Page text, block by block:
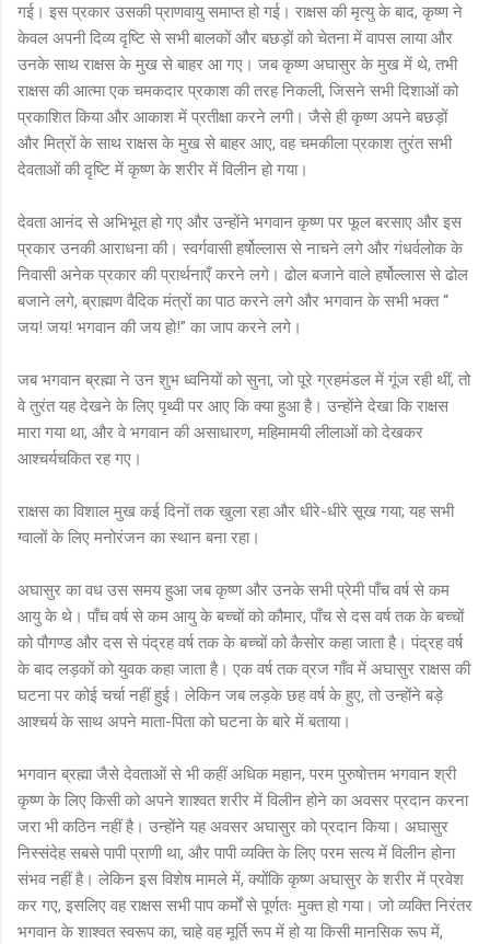
गई। इस प्रकार उसकी प्राणवायु समाप्त हो गई। राक्षस की मृत्यु के बाद, कृष्ण ने
केवल अपनी दिव्य दृष्टि से सभी बालकों और बछड़ों को चेतना में वापस लाया और
उनके साथ राक्षस के मुख से बाहर आ गए। जब कृष्ण अघासुर के मुख में थे, तभी
राक्षस की आत्मा एक चमकदार प्रकाश की तरह निकली, जिसने सभी दिशाओं को
प्रकाशित किया और आकाश में प्रतीक्षा करने लगी। जैसे ही कृष्ण अपने बछड़ों
और मित्रों के साथ राक्षस के मुख से बाहर आए, वह चमकीला प्रकाश तुरंत सभी
देवताओं की दृष्टि में कृष्ण के शरीर में विलीन हो गया।
देवता आनंद से अभिभूत हो गए और उन्होंने भगवान कृष्ण पर फूल बरसाए और इस
प्रकार उनकी आराधना की। स्वर्गवासी हर्षोल्लास से नाचने लगे और गंधर्वलोक के
निवासी अनेक प्रकार की प्रार्थनाएँ करने लगे। ढोल बजाने वाले हर्षोल्लास से ढोल
बजाने लगे, ब्राह्मण वैदिक मंत्रों का पाठ करने लगे और भगवान के सभी भक्त “
जय! जय! भगवान की जय हो!” का जाप करने लगे।
जब भगवान ब्रह्मा ने उन शुभ ध्वनियों को सुना, जो पूरे ग्रहमंडल में गूंज रही थीं, तो
वे तुरंत यह देखने के लिए पृथ्वी पर आए कि क्या हुआ है। उन्होंने देखा कि राक्षस
मारा गया था, और वे भगवान की असाधारण, महिमामयी लीलाओं को देखकर
आश्चर्यचकित रह गए।
राक्षस का विशाल मुख कई दिनों तक खुला रहा और धीरे-धीरे सूख गया; यह सभी
ग्वालों के लिए मनोरंजन का स्थान बना रहा।
अघासुर का वध उस समय हुआ जब कृष्ण और उनके सभी प्रेमी पाँच वर्ष से कम
आयु के थे। पाँच वर्ष से कम आयु के बच्चों को कौमार, पाँच से दस वर्ष तक के बच्चों
को पौगण्ड और दस से पंद्रह वर्ष तक के बच्चों को कैसोर कहा जाता है। पंद्रह वर्ष
के बाद लड़कों को युवक कहा जाता है। एक वर्ष तक व्रज गाँव में अघासुर राक्षस की
घटना पर कोई चर्चा नहीं हुई। लेकिन जब लड़के छह वर्ष के हुए, तो उन्होंने बड़े
आश्चर्य के साथ अपने माता-पिता को घटना के बारे में बताया।
भगवान ब्रह्मा जैसे देवताओं से भी कहीं अधिक महान, परम पुरुषोत्तम भगवान श्री
कृष्ण के लिए किसी को अपने शाश्वत शरीर में विलीन होने का अवसर प्रदान करना
जरा भी कठिन नहीं है। उन्होंने यह अवसर अघासुर को प्रदान किया। अघासुर
निस्संदेह सबसे पापी प्राणी था, और पापी व्यक्ति के लिए परम सत्य में विलीन होना
संभव नहीं है। लेकिन इस विशेष मामले में, क्योंकि कृष्ण अघासुर के शरीर में प्रवेश
कर गए, इसलिए वह राक्षस सभी पाप कर्मों से पूर्णतः मुक्त हो गया। जो व्यक्ति निरंतर
भगवान के शाश्वत स्वरूप का, चाहे वह मूर्ति रूप में हो या किसी मानसिक रूप में,